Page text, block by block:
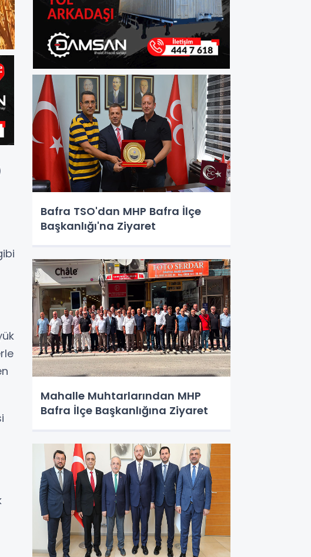
Bafra TSO'dan MHP Bafra İlçe
Başkanlığı'na Ziyaret
Mahalle Muhtarlarından MHP
Bafra İlçe Başkanlığına Ziyaret